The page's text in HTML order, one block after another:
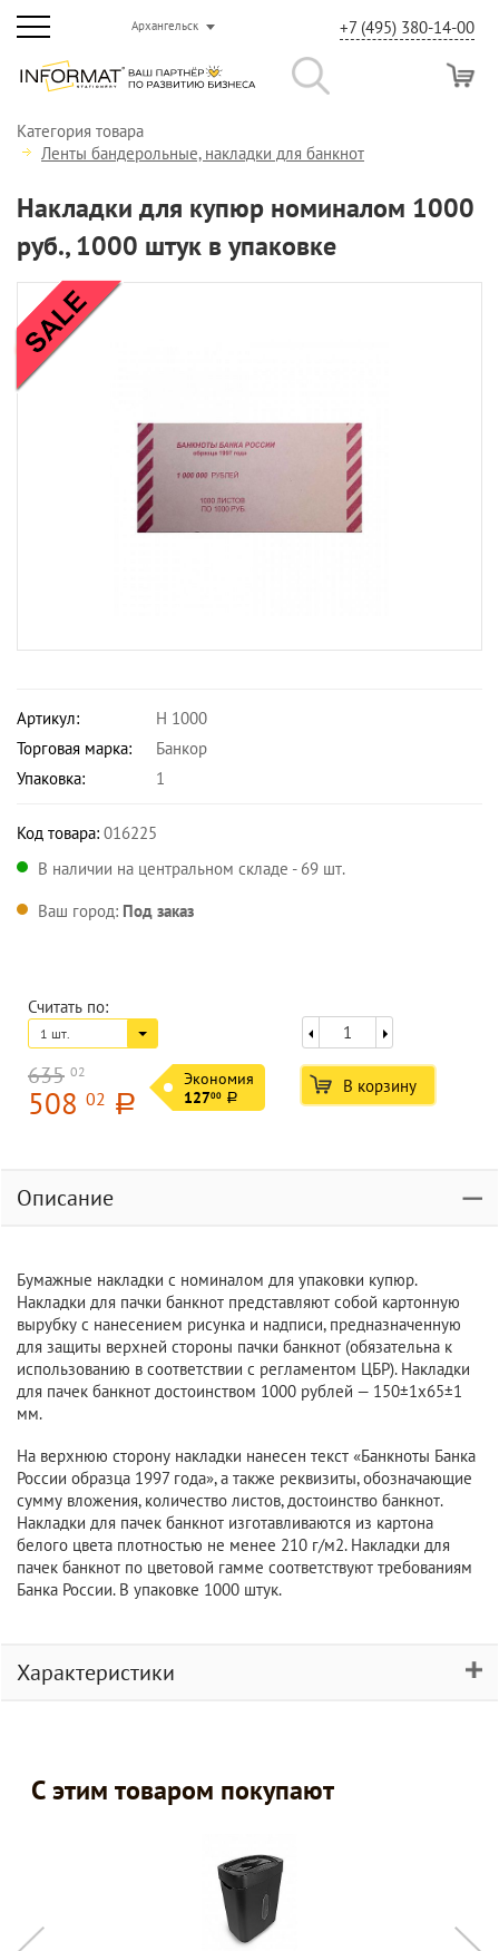
Архангельск +7 (495) 380-14-00
Категория товара
Ленты бандерольные, накладки для банкнот
Накладки для купюр номиналом 1000
руб., 1000 штук в упаковке
Артикул:
Н 1000
Торговая марка:
Банкор
Упаковка:
1
Код товара: 016225
В наличии на центральном складе - 69 шт.
Ваш город: Под заказ
Считать по:
1 шт.
635 02
508 02 a
Экономия
12700 a
В корзину
Описание
Бумажные накладки с номиналом для упаковки купюр.
Накладки для пачки банкнот представляют собой картонную
вырубку с нанесением рисунка и надписи, предназначенную
для защиты верхней стороны пачки банкнот (обязательна к
использованию в соответствии с регламентом ЦБР). Накладки
для пачек банкнот достоинством 1000 рублей — 150±1х65±1
мм.
На верхнюю сторону накладки нанесен текст «Банкноты Банка
России образца 1997 года», а также реквизиты, обозначающие
сумму вложения, количество листов, достоинство банкнот.
Накладки для пачек банкнот изготавливаются из картона
белого цвета плотностью не менее 210 г/м2. Накладки для
пачек банкнот по цветовой гамме соответствуют требованиям
Банка России. В упаковке 1000 штук.
Характеристики
С этим товаром покупают